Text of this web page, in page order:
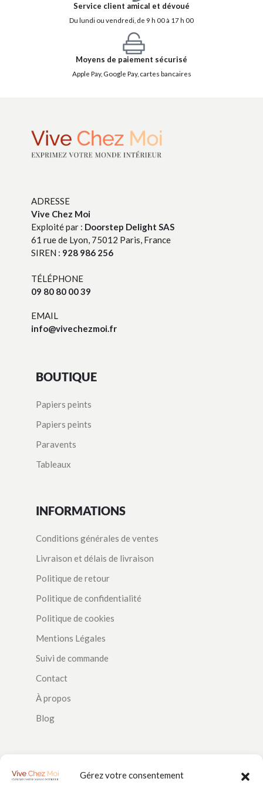
Gérez votre consentement
Service client amical et dévoué
Du lundi ou vendredi, de 9 h 00 à 17 h 00
Moyens de paiement sécurisé
Apple Pay, Google Pay, cartes bancaires
ADRESSE
Vive Chez Moi
Exploité par : Doorstep Delight SAS
61 rue de Lyon, 75012 Paris, France
SIREN : 928 986 256
TÉLÉPHONE
09 80 80 00 39
EMAIL
info@vivechezmoi.fr
BOUTIQUE
Papiers peints
Papiers peints
Paravents
Tableaux
INFORMATIONS
Conditions générales de ventes
Livraison et délais de livraison
Politique de retour
Politique de confidentialité
Politique de cookies
Mentions Légales
Suivi de commande
Contact
À propos
Blog